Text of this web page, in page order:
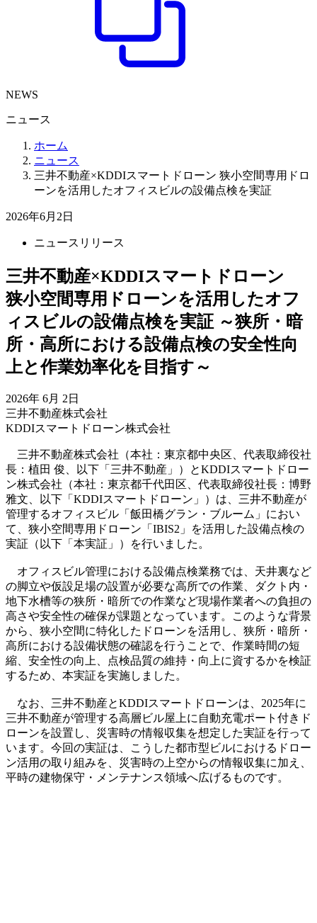
NEWS
ニュース
ホーム
ニュース
三井不動産×KDDIスマートドローン 狭小空間専用ドロ
ーンを活用したオフィスビルの設備点検を実証
2026年6月2日
ニュースリリース
三井不動産×KDDIスマートドローン
狭小空間専用ドローンを活用したオフ
ィスビルの設備点検を実証 ～狭所・暗
所・高所における設備点検の安全性向
上と作業効率化を目指す～
2026年 6月 2日
三井不動産株式会社
KDDIスマートドローン株式会社
三井不動産株式会社（本社：東京都中央区、代表取締役社
長：植田 俊、以下「三井不動産」）とKDDIスマートドロー
ン株式会社（本社：東京都千代田区、代表取締役社長：博野
雅文、以下「KDDIスマートドローン」）は、三井不動産が
管理するオフィスビル「飯田橋グラン・ブルーム」におい
て、狭小空間専用ドローン「IBIS2」を活用した設備点検の
実証（以下「本実証」）を行いました。
オフィスビル管理における設備点検業務では、天井裏など
の脚立や仮設足場の設置が必要な高所での作業、ダクト内・
地下水槽等の狭所・暗所での作業など現場作業者への負担の
高さや安全性の確保が課題となっています。このような背景
から、狭小空間に特化したドローンを活用し、狭所・暗所・
高所における設備状態の確認を行うことで、作業時間の短
縮、安全性の向上、点検品質の維持・向上に資するかを検証
するため、本実証を実施しました。
なお、三井不動産とKDDIスマートドローンは、2025年に
三井不動産が管理する高層ビル屋上に自動充電ポート付きド
ローンを設置し、災害時の情報収集を想定した実証を行って
います。今回の実証は、こうした都市型ビルにおけるドロー
ン活用の取り組みを、災害時の上空からの情報収集に加え、
平時の建物保守・メンテナンス領域へ広げるものです。